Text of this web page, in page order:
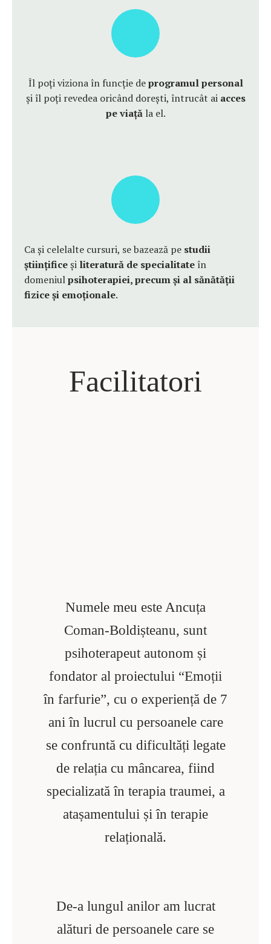
Îl poți viziona în funcție deprogramul personal
și îl poți revedea oricând dorești, întrucât ai acces
pe viațăla el.
Ca și celelalte cursuri, se bazează pe studii
științificeși literatură de specialitate în
domeniulpsihoterapiei, precum și al sănătății
fizice și emoționale.
Facilitatori
Numele meu este Ancuța
Coman-Boldișteanu, sunt
psihoterapeut autonom și
fondator al proiectului “Emoții
în farfurie”, cu o experiență de 7
ani în lucrul cu persoanele care
se confruntă cu dificultăți legate
de relația cu mâncarea, fiind
specializată în terapia traumei, a
atașamentului și în terapie
relațională.
De-a lungul anilor am lucrat
alături de persoanele care se